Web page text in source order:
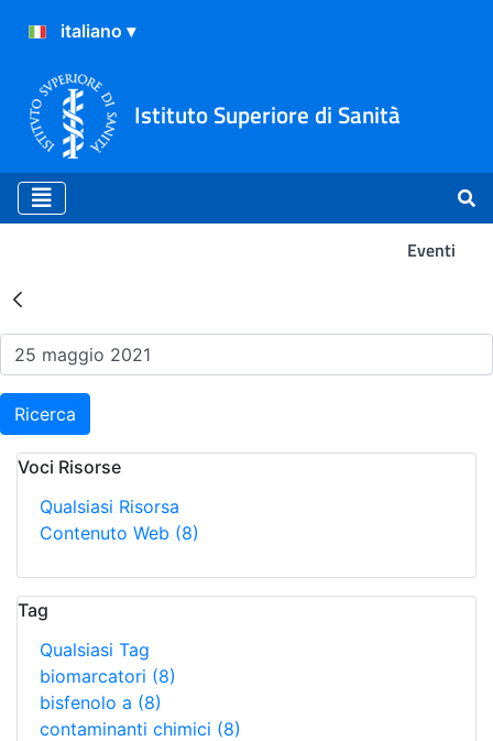
Istituto Superiore di Sanità
Eventi
Risultati della Ricerca -
Ricerca
Voci Risorse
Qualsiasi Risorsa
Contenuto Web (8)
Tag
Qualsiasi Tag
biomarcatori (8)
bisfenolo a (8)
contaminanti chimici (8)